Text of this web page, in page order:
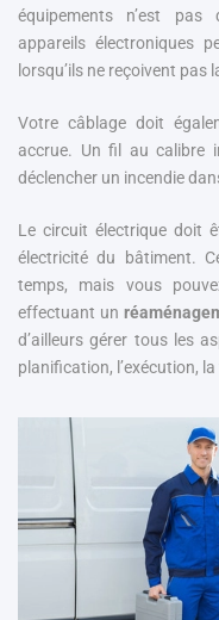
équipements n’est pas
appareils électroniques
lorsqu’ils ne reçoivent
Votre câblage doit
accrue. Un fil au calibre
déclencher un incendie
Le circuit électrique doit
électricité du bâtiment.
temps, mais vous
effectuant un
d’ailleurs gérer tous les
planification, l’exécution,